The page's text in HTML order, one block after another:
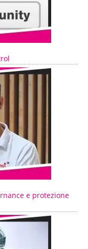
e protezione